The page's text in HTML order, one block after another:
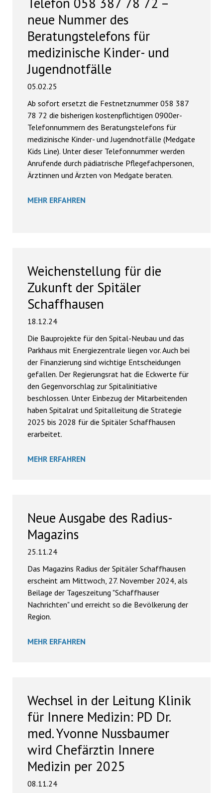
neue Nummer des
Beratungstelefons für
medizinische Kinder- und
Jugendnotfälle
05.02.25
Ab sofort ersetzt die Festnetznummer 058 387
78 72 die bisherigen kostenpflichtigen 0900er-
Telefonnummern des Beratungstelefons für
medizinische Kinder- und Jugendnotfälle (Medgate
Kids Line). Unter dieser Telefonnummer werden
Anrufende durch pädiatrische Pflegefachpersonen,
Ärztinnen und Ärzten von Medgate beraten.
MEHR ERFAHREN
Weichenstellung für die
Zukunft der Spitäler
Schaffhausen
18.12.24
Die Bauprojekte für den Spital-Neubau und das
Parkhaus mit Energiezentrale liegen vor. Auch bei
der Finanzierung sind wichtige Entscheidungen
gefallen. Der Regierungsrat hat die Eckwerte für
den Gegenvorschlag zur Spitalinitiative
beschlossen. Unter Einbezug der Mitarbeitenden
haben Spitalrat und Spitalleitung die Strategie
2025 bis 2028 für die Spitäler Schaffhausen
erarbeitet.
MEHR ERFAHREN
Neue Ausgabe des Radius-
Magazins
25.11.24
Das Magazins Radius der Spitäler Schaffhausen
erscheint am Mittwoch, 27. November 2024, als
Beilage der Tageszeitung "Schaffhauser
Nachrichten" und erreicht so die Bevölkerung der
Region.
MEHR ERFAHREN
Wechsel in der Leitung Klinik
für Innere Medizin: PD Dr.
med. Yvonne Nussbaumer
wird Chefärztin Innere
Medizin per 2025
08.11.24